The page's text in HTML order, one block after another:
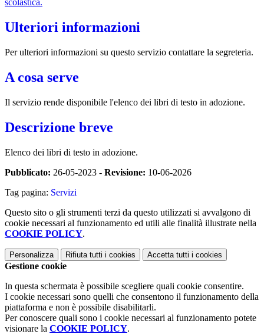
scolastica.
Ulteriori informazioni
Per ulteriori informazioni su questo servizio contattare la segreteria.
A cosa serve
Il servizio rende disponibile l'elenco dei libri di testo in adozione.
Descrizione breve
Elenco dei libri di testo in adozione.
Pubblicato: 26-05-2023 - Revisione: 10-06-2026
Tag pagina: Servizi
Questo sito o gli strumenti terzi da questo utilizzati si avvalgono di
cookie necessari al funzionamento ed utili alle finalità illustrate nella
COOKIE POLICY.
Personalizza Rifiuta tutti i cookies Accetta tutti i cookies
Gestione cookie
In questa schermata è possibile scegliere quali cookie consentire.
I cookie necessari sono quelli che consentono il funzionamento della
piattaforma e non è possibile disabilitarli.
Per conoscere quali sono i cookie necessari al funzionamento potete
visionare la COOKIE POLICY.